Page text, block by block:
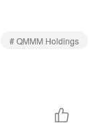
# QMMM Holdings